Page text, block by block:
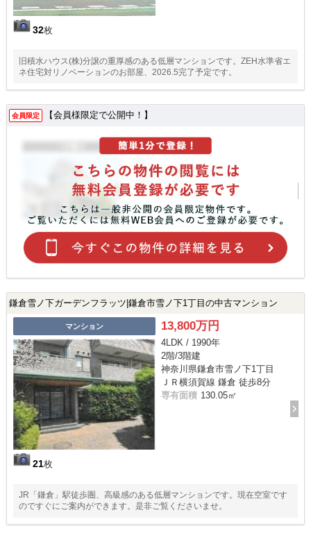
32枚
旧積水ハウス(株)分譲の重厚感のある低層マンションです。ZEH水準省エ
ネ住宅対リノベーションのお部屋、2026.5完了予定です。
会員限定 【会員様限定で公開中！】
鎌倉雪ノ下ガーデンフラッツ|鎌倉市雪ノ下1丁目の中古マンション
マンション
21枚
13,800万円
4LDK / 1990年
2階/3階建
神奈川県鎌倉市雪ノ下1丁目
ＪＲ横須賀線 鎌倉 徒歩8分
専有面積 130.05㎡
JR「鎌倉」駅徒歩圏、高級感のある低層マンションです。現在空室です
のですぐにご案内ができます。是非ご覧くださいませ。